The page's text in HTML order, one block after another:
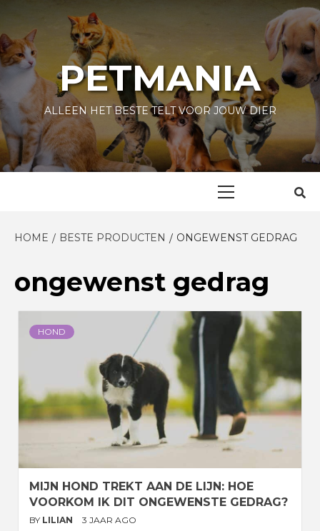
content
PETMANIA
ALLEEN HET BESTE TELT VOOR JOUW DIER
HOME BESTE PRODUCTEN ONGEWENST GEDRAG
ongewenst gedrag
HOND
MIJN HOND TREKT AAN DE LIJN: HOE
VOORKOM IK DIT ONGEWENSTE GEDRAG?
BY LILIAN 3 JAAR AGO